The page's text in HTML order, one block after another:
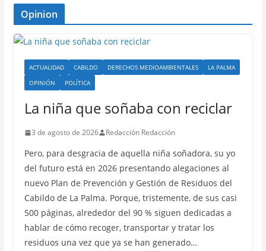
Opinion
ACTUALIDAD CABILDO DERECHOS MEDIOAMBIENTALES
LA PALMA
OPINIÓN
POLÍTICA
La niña que soñaba con reciclar
3 de agosto de 2026 Redacción Redacción
Pero, para desgracia de aquella niña soñadora, su yo
del futuro está en 2026 presentando alegaciones al
nuevo Plan de Prevención y Gestión de Residuos del
Cabildo de La Palma. Porque, tristemente, de sus casi
500 páginas, alrededor del 90 % siguen dedicadas a
hablar de cómo recoger, transportar y tratar los
residuos una vez que ya se han generado…